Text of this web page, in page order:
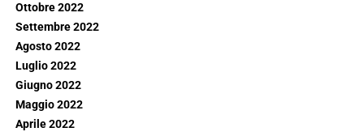
Ottobre 2022
Settembre 2022
Agosto 2022
Luglio 2022
Giugno 2022
Maggio 2022
Aprile 2022